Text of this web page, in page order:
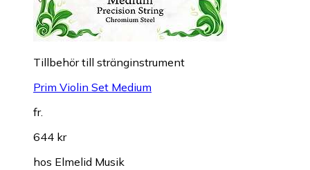
Till­be­hör till stränginstrument
Prim Violin Set Medium
fr.
644 kr
hos Elmelid Musik